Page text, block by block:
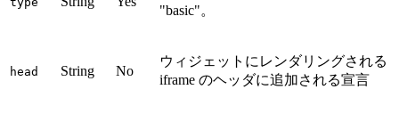
"basic"。
head String No
ウィジェットにレンダリングされる
iframe のヘッダに追加される宣言